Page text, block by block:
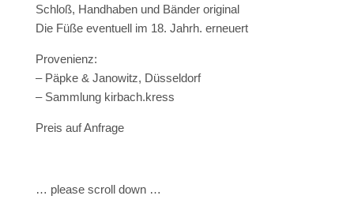
Schloß, Handhaben und Bänder original
Die Füße eventuell im 18. Jahrh. erneuert
Provenienz:
– Päpke & Janowitz, Düsseldorf
– Sammlung kirbach.kress
Preis auf Anfrage
… please scroll down …